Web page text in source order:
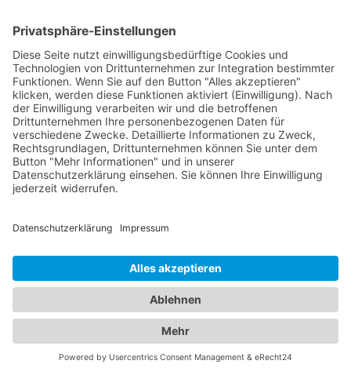
zu finden. Sorgen Sie dafür, dass Ihre Familie in den
Händen erfahrener und fürsorglicher Ärzte ist.
Jetzt Augenarzt finden!
Branchenbuch
Kontakt & Hilfe
Für Unternehmen
Unternehmen hinzufügen